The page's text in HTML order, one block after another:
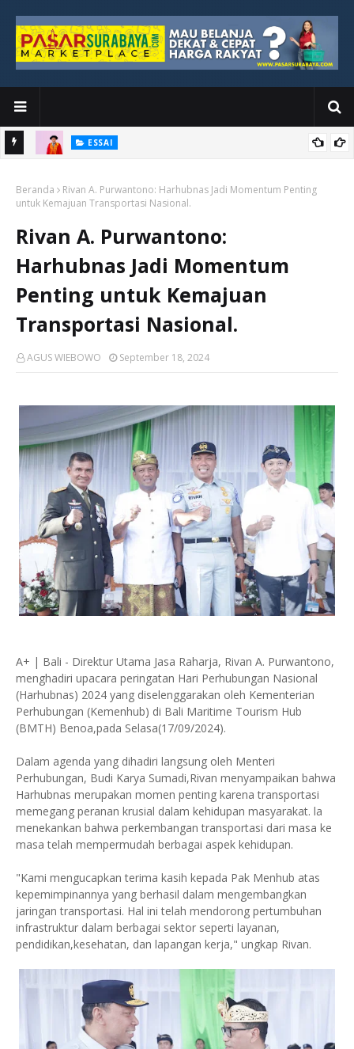
ESSAI
Tidak Berhenti di Panggung Wisuda
Beranda
Rivan A. Purwantono: Harhubnas Jadi Momentum Penting
untuk Kemajuan Transportasi Nasional.
Rivan A. Purwantono:
Harhubnas Jadi Momentum
Penting untuk Kemajuan
Transportasi Nasional.
AGUS WIEBOWO September 18, 2024
A+ | Bali - Direktur Utama Jasa Raharja, Rivan A. Purwantono,
menghadiri upacara peringatan Hari Perhubungan Nasional
(Harhubnas) 2024 yang diselenggarakan oleh Kementerian
Perhubungan (Kemenhub) di Bali Maritime Tourism Hub
(BMTH) Benoa,pada Selasa(17/09/2024).
Dalam agenda yang dihadiri langsung oleh Menteri
Perhubungan, Budi Karya Sumadi,Rivan menyampaikan bahwa
Harhubnas merupakan momen penting karena transportasi
memegang peranan krusial dalam kehidupan masyarakat. la
menekankan bahwa perkembangan transportasi dari masa ke
masa telah mempermudah berbagai aspek kehidupan.
"Kami mengucapkan terima kasih kepada Pak Menhub atas
kepemimpinannya yang berhasil dalam mengembangkan
jaringan transportasi. Hal ini telah mendorong pertumbuhan
infrastruktur dalam berbagai sektor seperti layanan,
pendidikan,kesehatan, dan lapangan kerja," ungkap Rivan.